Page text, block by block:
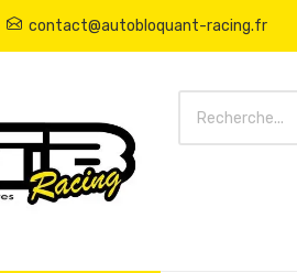
contact@autobloquant-racing.fr